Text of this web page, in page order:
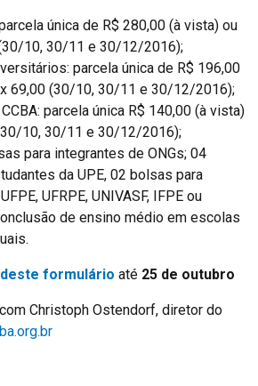
única de R$ 280,00 (à vista) ou
10, 30/11 e 30/12/2016);
parcela única de R$ 196,00
69,00 (30/10, 30/11 e 30/12/2016);
parcela única R$ 140,00 (à vista)
10, 30/11 e 30/12/2016);
para integrantes de ONGs; 04
da UPE, 02 bolsas para
UFRPE, UNIVASF, IFPE ou
de ensino médio em escolas
deste formulário até 25 de outubro
com Christoph Ostendorf, diretor do